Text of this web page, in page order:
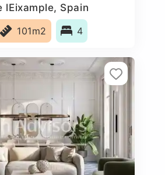
lEixample, Spain
101m2 4